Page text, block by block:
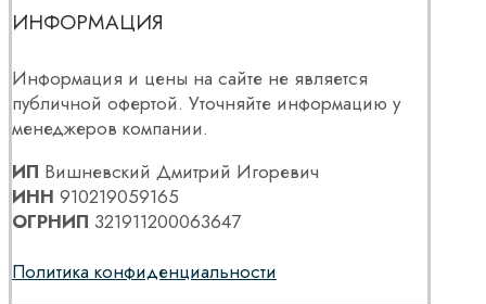
ИНФОРМАЦИЯ
Информация и цены на сайте не является
публичной офертой. Уточняйте информацию у
менеджеров компании.
ИП Вишневский Дмитрий Игоревич
ИНН 910219059165
ОГРНИП 321911200063647
Политика конфиденциальности